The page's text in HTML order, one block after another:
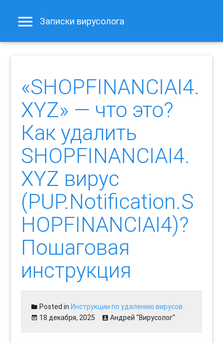
Записки вирусолога
«SHOPFINANCIAI4.
XYZ» — что это?
Как удалить
SHOPFINANCIAI4.
XYZ вирус
(PUP.Notification.S
HOPFINANCIAI4)?
Пошаговая
инструкция
Posted inИнструкции по удалению вирусов
18 декабря, 2025
Андрей "Вирусолог"